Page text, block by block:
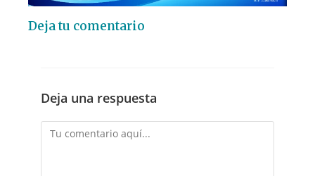
Deja tu comentario
Deja una respuesta